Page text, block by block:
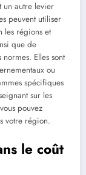
un autre levier
peuvent utiliser
les régions et
que de
Elles sont
ou
spécifiques
sur les
pouvez
votre région.
le coût